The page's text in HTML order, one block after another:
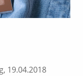
19.04.2018